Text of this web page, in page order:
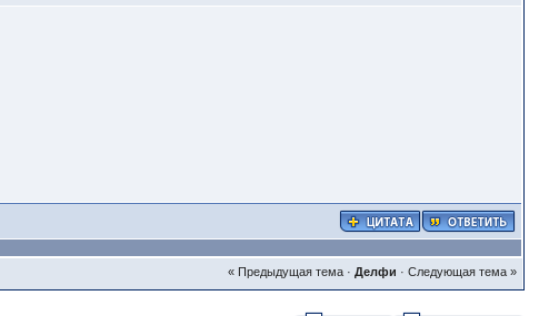
« Предыдущая тема· Делфи · Следующая тема »